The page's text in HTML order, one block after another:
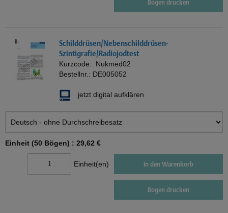
Bogen drucken
Schilddrüsen/Nebenschilddrüsen-
Szintigrafie/Radiojodtest
Kurzcode: Nukmed02
Bestellnr.: DE005052
jetzt digital aufklären
Einheit (50 Bögen) : 29,62 €
Einheit(en) In den Warenkorb
Bogen drucken